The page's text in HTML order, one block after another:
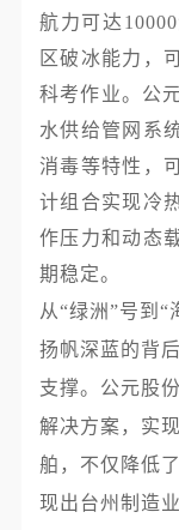
航力可达
区破冰能力，
科考作业。公
水供给管网系
消毒等特性，
计组合实现冷
作压力和动态
期稳定。
从“绿洲”号到“
扬帆深蓝的背
支撑。公元股
解决方案，实
舶，不仅降低
现出台州制造